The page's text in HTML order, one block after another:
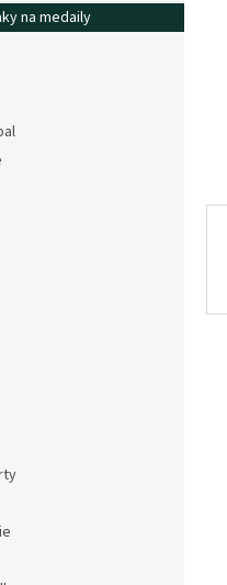
na medaily